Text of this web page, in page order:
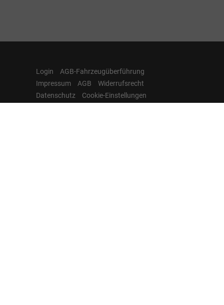
Login
AGB-Fahrzeugüberführung
Impressum
AGB
Widerrufsrecht
Datenschutz
Cookie-Einstellungen